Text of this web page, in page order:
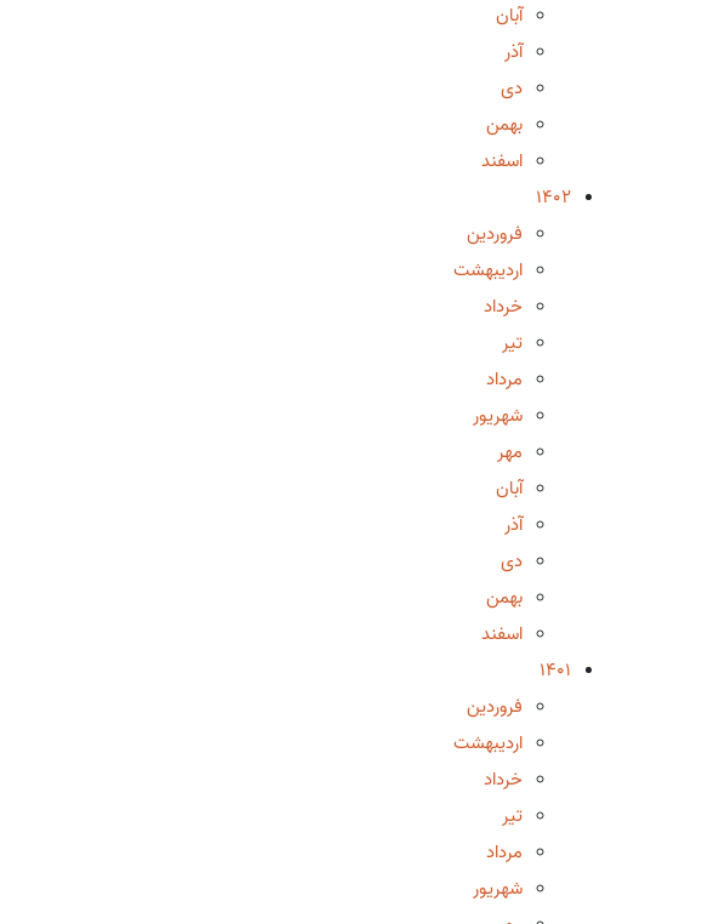
آبان
آذر
دی
بهمن
اسفند
1402
فروردین
اردیبهشت
خرداد
تیر
مرداد
شهریور
مهر
آبان
آذر
دی
بهمن
اسفند
1401
فروردین
اردیبهشت
خرداد
تیر
مرداد
شهریور